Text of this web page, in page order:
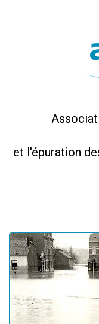
et l'épuration